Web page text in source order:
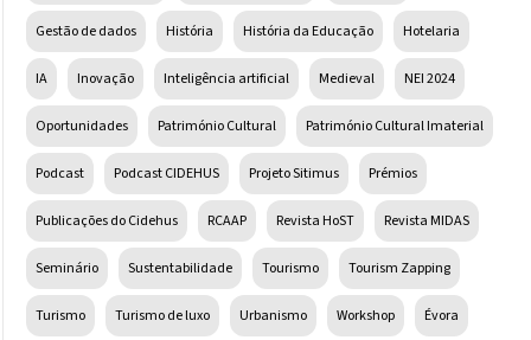
Gestão de dados História História da Educação Hotelaria
IA Inovação Inteligência artificial Medieval NEI 2024
Oportunidades Património Cultural Património Cultural Imaterial
Podcast Podcast CIDEHUS Projeto Sitimus Prémios
Publicações do Cidehus RCAAP Revista HoST Revista MIDAS
Seminário Sustentabilidade Tourismo Tourism Zapping
Turismo Turismo de luxo Urbanismo Workshop Évora